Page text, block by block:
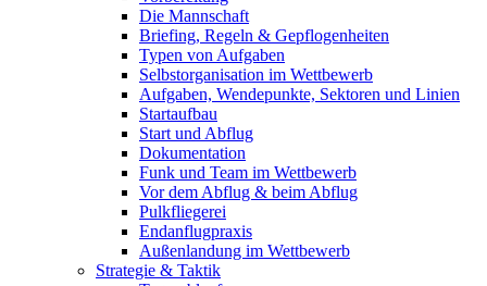
Die Mannschaft
Briefing, Regeln & Gepflogenheiten
Typen von Aufgaben
Selbstorganisation im Wettbewerb
Aufgaben, Wendepunkte, Sektoren und Linien
Startaufbau
Start und Abflug
Dokumentation
Funk und Team im Wettbewerb
Vor dem Abflug & beim Abflug
Pulkfliegerei
Endanflugpraxis
Außenlandung im Wettbewerb
Strategie & Taktik